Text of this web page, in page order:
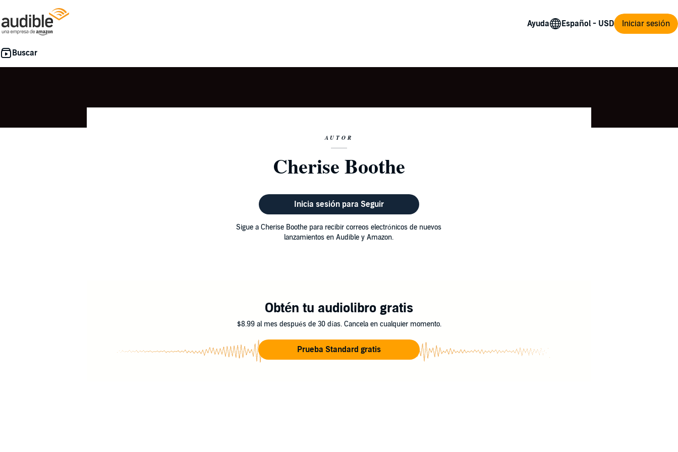
Ayuda Iniciar sesión
AUTOR
Cherise Boothe
Inicia sesión para Seguir
Sigue a Cherise Boothe para recibir correos electrónicos de nuevos
lanzamientos en Audible y Amazon.
Obtén tu audiolibro gratis
$8.99 al mes después de 30 días. Cancela en cualquier momento.
Prueba Standard gratis